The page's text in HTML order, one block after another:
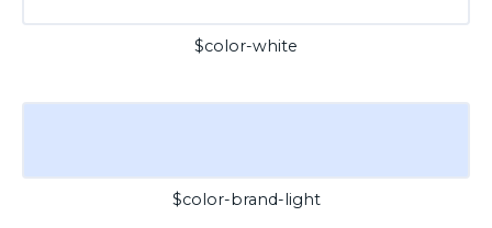
$color-white
$color-brand-light